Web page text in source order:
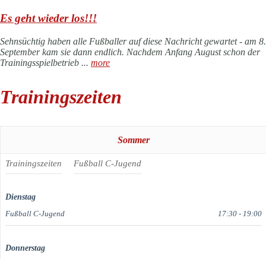
Es geht wieder los!!!
Sehnsüchtig haben alle Fußballer auf diese Nachricht gewartet - am 8.
September kam sie dann endlich. Nachdem Anfang August schon der
Trainingsspielbetrieb ... more
Trainingszeiten
Sommer
Trainingszeiten Fußball C-Jugend
Dienstag
Fußball C-Jugend
17:30 - 19:00
Donnerstag